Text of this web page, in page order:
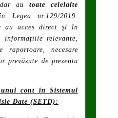
dar au toate celelalte
Legea nr.129/2019.
au acces direct şi în
relevante,
raportoare, necesare
de prezenta
cont în Sistemul
Date (SETD):